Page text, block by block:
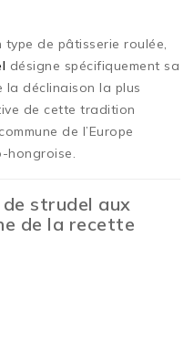
type de pâtisserie roulée,
désigne spécifiquement sa
la déclinaison la plus
de cette tradition
de l’Europe
hongroise.
strudel aux
de la recette